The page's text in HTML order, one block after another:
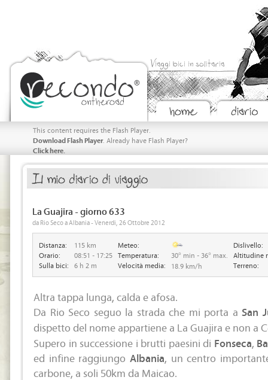
Viaggi bici in solitaria
This content requires the Flash Player.
Download Flash Player. Already have Flash Player?
Click here.
La Guajira - giorno 633
da Rio Seco a Albania - Venerdi, 26 Ottobre 2012
Distanza:
Orario:
Sulla bici:
115 km
08:51 - 17:25
6 h 2 m
Meteo:
Temperatura:
Velocità media:
30° min - 36° max.
18.9 km/h
Dislivello:
Altitudine
Terreno:
Altra tappa lunga, calda e afosa.
Da Rio Seco seguo la strada che mi porta aSan
dispetto del nome appartiene a La Guajira e non a
Supero in successione i brutti paesini di Fonseca,
ed infine raggiungo Albania, un centro
carbone, a soli 50km da Maicao.